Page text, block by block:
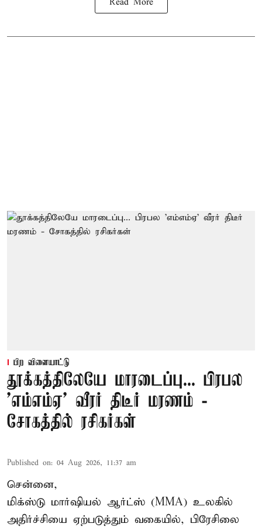
Read More
பிற விளையாட்டு
தூக்கத்திலேயே மாரடைப்பு... பிரபல
’எம்எம்ஏ’ வீரர் திடீர் மரணம் -
சோகத்தில் ரசிகர்கள்
Published on: 04 Aug 2026, 11:37 am
சென்னை,
மிக்ஸ்டு மார்ஷியல் ஆர்ட்ஸ் (MMA) உலகில்
அதிர்ச்சியை ஏற்படுத்தும் வகையில், பிரேசிலை